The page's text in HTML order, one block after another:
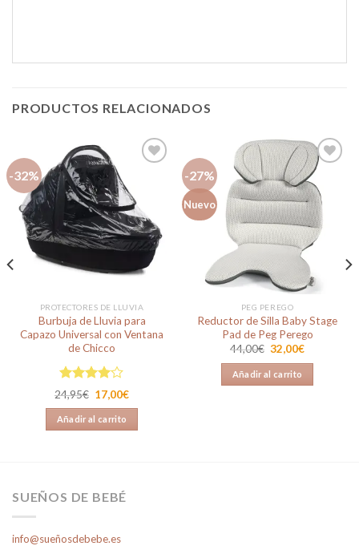
PRODUCTOS RELACIONADOS
-32%
Añadir
a la
lista de
deseos
PROTECTORES DE LLUVIA
Burbuja de Lluvia para
Capazo Universal con Ventana
de Chicco
Valorado
en
de 5
24,95€ El
precio
original
era:
24,95€.
17,00€El
17,00€.
Añadir al carrito
-27%
Nuevo
Añadir
a la
lista de
deseos
PEG PEREGO
Reductor de Silla Baby Stage
Pad de Peg Perego
44,00€ El
precio
original
era:
44,00€.
32,00€El
32,00€.
Añadir al carrito
SUEÑOS DE BEBÉ
info@sueñosdebebe.es